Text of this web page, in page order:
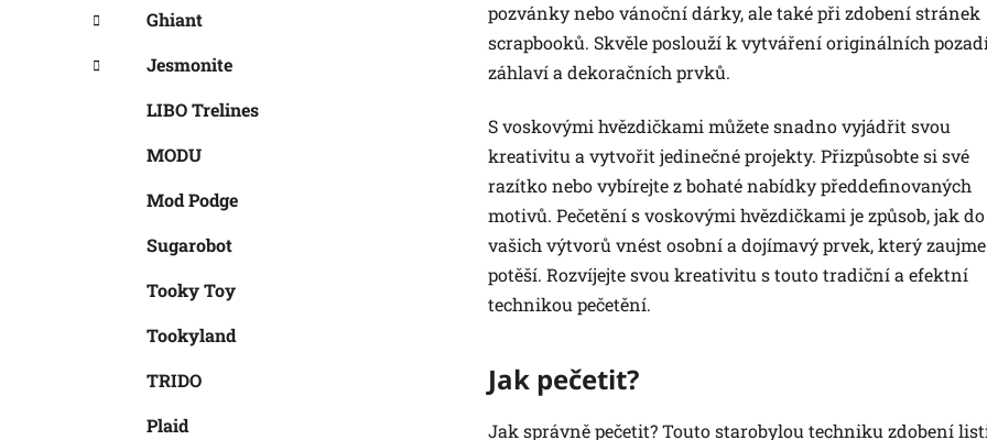
Ghiant
Jesmonite
LIBO Trelines
MODU
Mod Podge
Sugarobot
Tooky Toy
Tookyland
TRIDO
Plaid
pozvánky nebo vánoční dárky, ale také při zdobení stránek
scrapbooků. Skvěle poslouží k vytváření originálních
záhlaví a dekoračních prvků.
S voskovými hvězdičkami můžete snadno vyjádřit svou
kreativitu a vytvořit jedinečné projekty. Přizpůsobte si své
razítko nebo vybírejte z bohaté nabídky předdefinovaných
motivů. Pečetění s voskovými hvězdičkami je způsob, jak do
vašich výtvorů vnést osobní a dojímavý prvek, který
potěší. Rozvíjejte svou kreativitu s touto tradiční a efektní
technikou pečetění.
Jak pečetit?
Jak správně pečetit? Touto starobylou techniku zdobení